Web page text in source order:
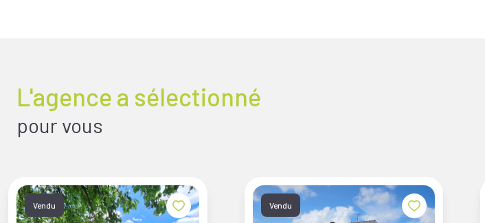
L'agence a sélectionné
pour vous
Vendu Vendu